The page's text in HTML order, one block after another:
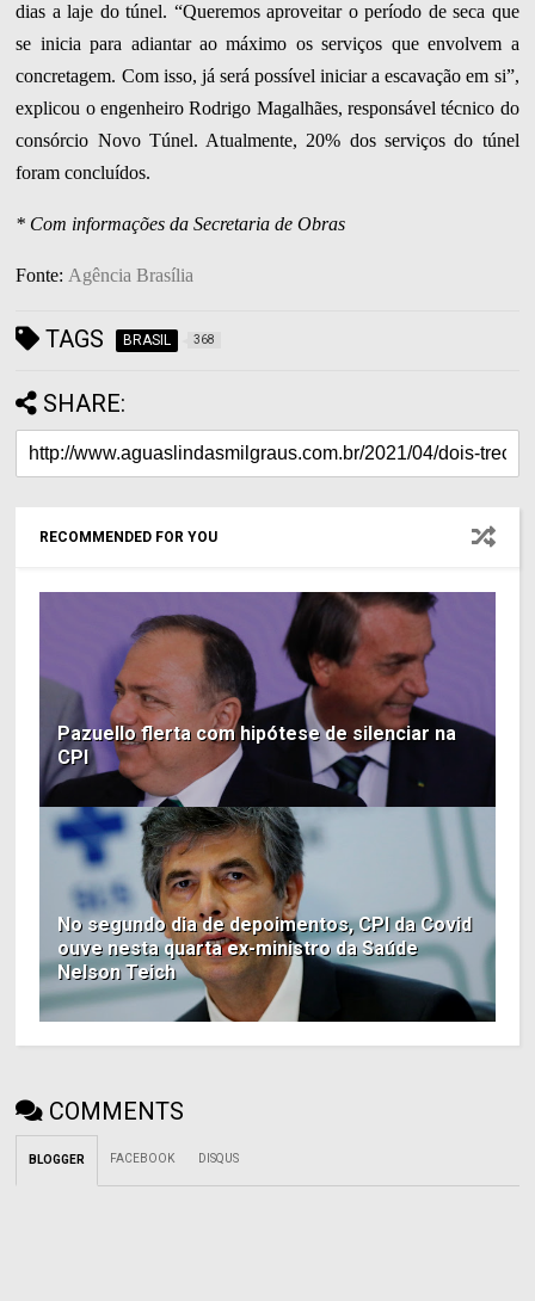
dias a laje do túnel. “Queremos aproveitar o período de seca que
se inicia para adiantar ao máximo os serviços que envolvem a
concretagem. Com isso, já será possível iniciar a escavação em si”,
explicou o engenheiro Rodrigo Magalhães, responsável técnico do
consórcio Novo Túnel. Atualmente, 20% dos serviços do túnel
foram concluídos.
* Com informações da Secretaria de Obras
Fonte: Agência Brasília
TAGS BRASIL 368
SHARE:
RECOMMENDED FOR YOU
Pazuello flerta com hipótese de silenciar na
CPI
No segundo dia de depoimentos, CPI da Covid
ouve nesta quarta ex-ministro da Saúde
Nelson Teich
COMMENTS
BLOGGER FACEBOOK DISQUS